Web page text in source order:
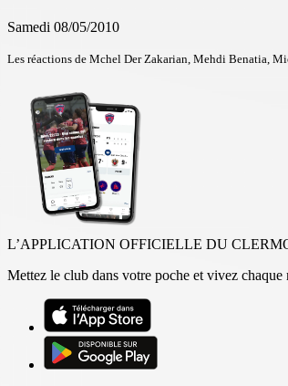
Samedi 08/05/2010
Les réactions de Mchel Der Zakarian, Mehdi Benatia,
L’APPLICATION OFFICIELLE DU
Mettez le club dans votre poche et vivez chaque